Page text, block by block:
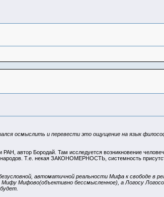
осмыслить и перевести это ощущение на язык
автор Бородай. Там исследуется возникновение
Т.е. некая ЗАКОНОМЕРНОСТЬ, системность
автоматичной реальности Мифа к свободе в
Мифово(объективно бессмысленное), а Логосу